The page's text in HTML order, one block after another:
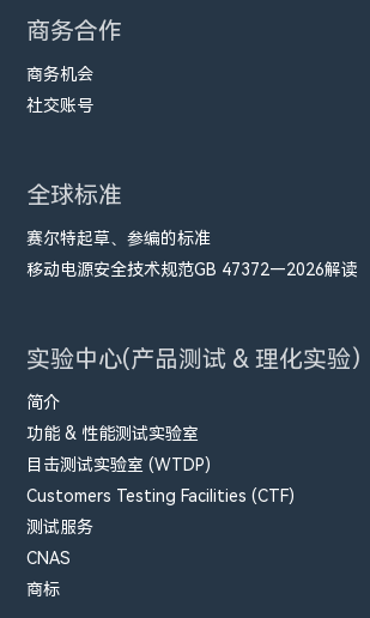
商务合作
商务机会
社交账号
全球标准
赛尔特起草、参编的标准
移动电源安全技术规范GB 47372—2026解读
实验中心(产品测试 & 理化实验）
简介
功能 & 性能测试实验室
目击测试实验室 (WTDP)
Customers Testing Facilities (CTF)
测试服务
CNAS
商标